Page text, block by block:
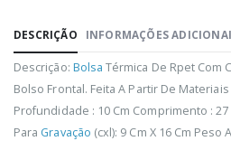
DESCRIÇÃO INFORMAÇÕES
Descrição: Bolsa Térmica De Rpet Com
Bolso Frontal. Feita A Partir De
Profundidade : 10 Cm Comprimento :
Para Gravação (cxl): 9 Cm X 16 Cm